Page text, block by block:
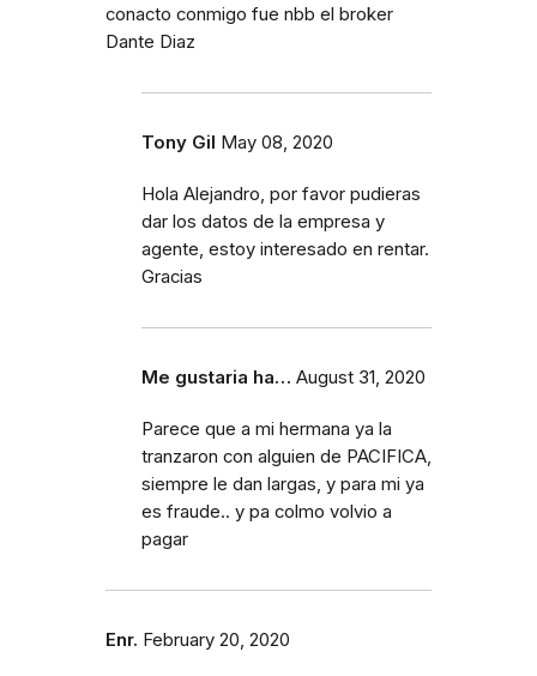
conacto conmigo fue nbb el broker
Dante Diaz
Tony Gil May 08, 2020
Hola Alejandro, por favor pudieras
dar los datos de la empresa y
agente, estoy interesado en rentar.
Gracias
Me gustaria ha… August 31, 2020
Parece que a mi hermana ya la
tranzaron con alguien de PACIFICA,
siempre le dan largas, y para mi ya
es fraude.. y pa colmo volvio a
pagar
Enr. February 20, 2020